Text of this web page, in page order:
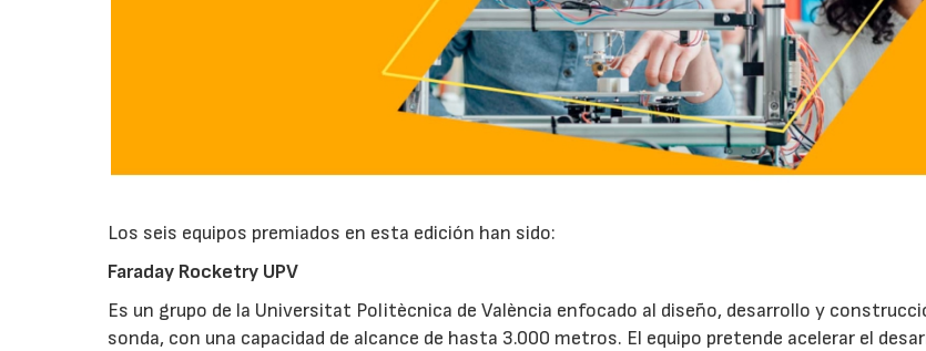
Los seis equipos premiados en esta edición han sido:
Faraday Rocketry UPV
Es un grupo de la Universitat Politècnica de València enfocado al diseño, desarrollo y
sonda, con una capacidad de alcance de hasta 3.000 metros. El equipo pretende acelerar el